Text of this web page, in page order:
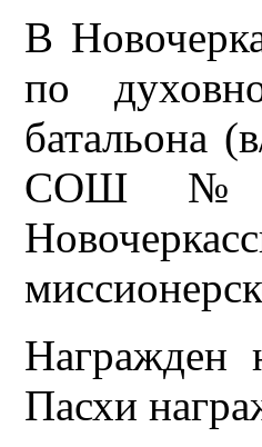
В
по
батальона
СОШ №9.
Награжден
Пасхи